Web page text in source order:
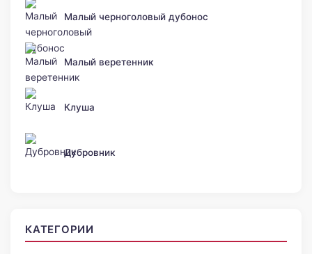
Малый черноголовый дубонос
Малый веретенник
Клуша
Дубровник
КАТЕГОРИИ